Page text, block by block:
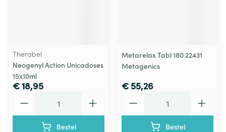
Therabel
Neogenyl Action Unicadoses
15x10ml
€ 18,95
Bestel
Metarelax Tabl 180 22431
Metagenics
€ 55,26
Bestel